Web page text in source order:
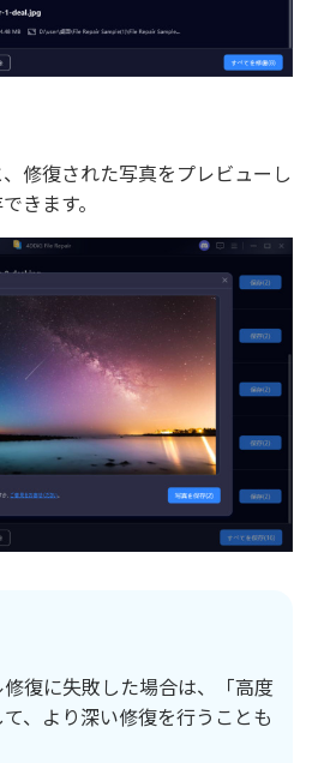
修復された写真をプレビューし
きます。
復に失敗した場合は、「高度
、より深い修復を行うことも